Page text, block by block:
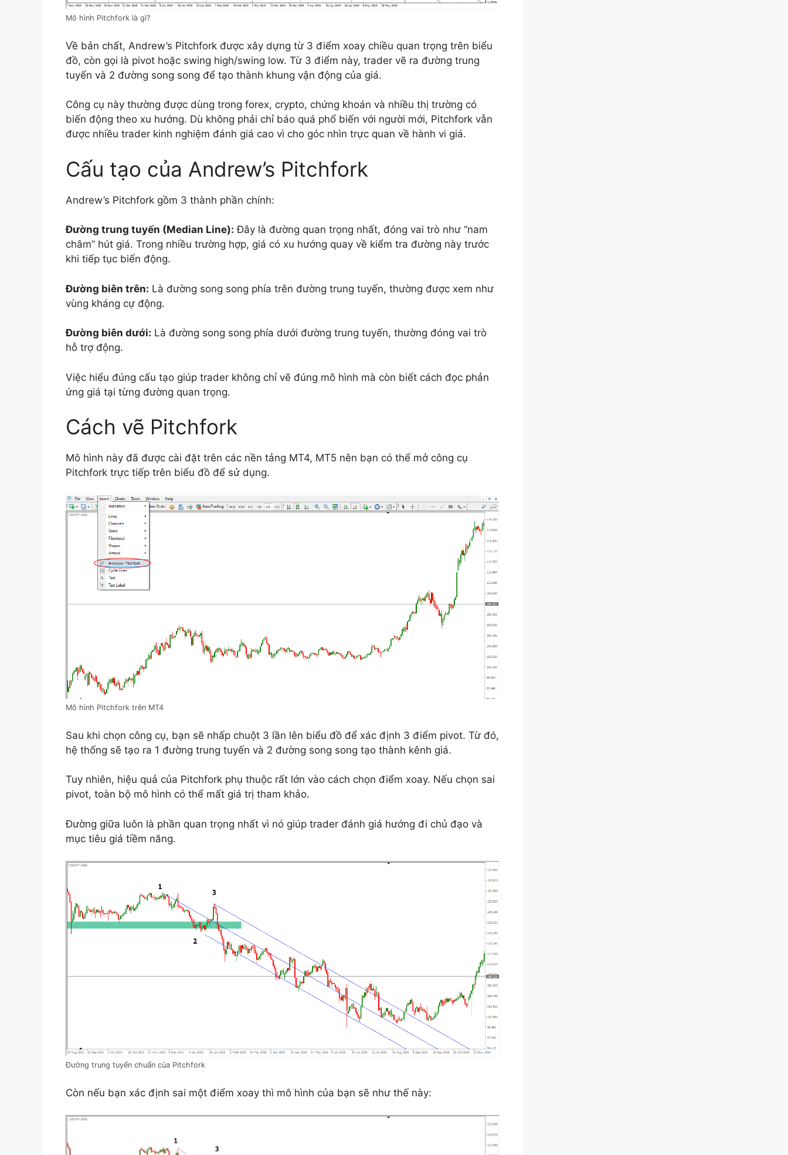
Mô hình Pitchfork là gì?
Về bản chất, Andrew’s Pitchfork được xây dựng từ 3 điểm xoay chiều quan trọng trên biểu
đồ, còn gọi là pivot hoặc swing high/swing low. Từ 3 điểm này, trader vẽ ra đường trung
tuyến và 2 đường song song để tạo thành khung vận động của giá.
Công cụ này thường được dùng trong forex, crypto, chứng khoán và nhiều thị trường có
biến động theo xu hướng. Dù không phải chỉ báo quá phổ biến với người mới, Pitchfork vẫn
được nhiều trader kinh nghiệm đánh giá cao vì cho góc nhìn trực quan về hành vi giá.
Cấu tạo của Andrew’s Pitchfork
Andrew’s Pitchfork gồm 3 thành phần chính:
Đường trung tuyến (Median Line): Đây là đường quan trọng nhất, đóng vai trò như “nam
châm” hút giá. Trong nhiều trường hợp, giá có xu hướng quay về kiểm tra đường này trước
khi tiếp tục biến động.
Đường biên trên: Là đường song song phía trên đường trung tuyến, thường được xem như
vùng kháng cự động.
Đường biên dưới: Là đường song song phía dưới đường trung tuyến, thường đóng vai trò
hỗ trợ động.
Việc hiểu đúng cấu tạo giúp trader không chỉ vẽ đúng mô hình mà còn biết cách đọc phản
ứng giá tại từng đường quan trọng.
Cách vẽ Pitchfork
Mô hình này đã được cài đặt trên các nền tảng MT4, MT5 nên bạn có thể mở công cụ
Pitchfork trực tiếp trên biểu đồ để sử dụng.
Mô hình Pitchfork trên MT4
Sau khi chọn công cụ, bạn sẽ nhấp chuột 3 lần lên biểu đồ để xác định 3 điểm pivot. Từ đó,
hệ thống sẽ tạo ra 1 đường trung tuyến và 2 đường song song tạo thành kênh giá.
Tuy nhiên, hiệu quả của Pitchfork phụ thuộc rất lớn vào cách chọn điểm xoay. Nếu chọn sai
pivot, toàn bộ mô hình có thể mất giá trị tham khảo.
Đường giữa luôn là phần quan trọng nhất vì nó giúp trader đánh giá hướng đi chủ đạo và
mục tiêu giá tiềm năng.
Đường trung tuyến chuẩn của Pitchfork
Còn nếu bạn xác định sai một điểm xoay thì mô hình của bạn sẽ như thế này: